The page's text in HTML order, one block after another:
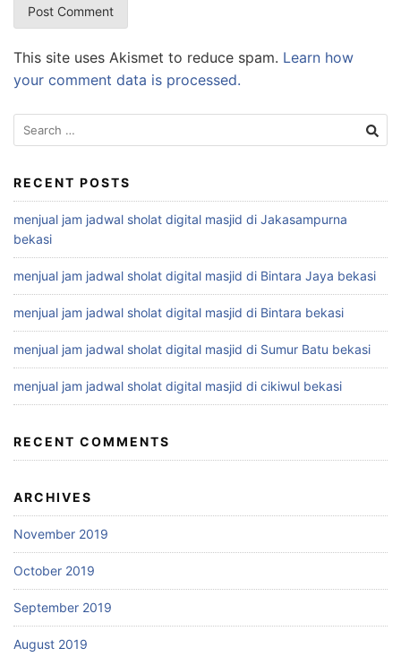
This site uses Akismet to reduce spam. Learn how
your comment data is processed.
Search
for:
RECENT POSTS
menjual jam jadwal sholat digital masjid di Jakasampurna
bekasi
menjual jam jadwal sholat digital masjid di Bintara Jaya bekasi
menjual jam jadwal sholat digital masjid di Bintara bekasi
menjual jam jadwal sholat digital masjid di Sumur Batu bekasi
menjual jam jadwal sholat digital masjid di cikiwul bekasi
RECENT COMMENTS
ARCHIVES
November 2019
October 2019
September 2019
August 2019